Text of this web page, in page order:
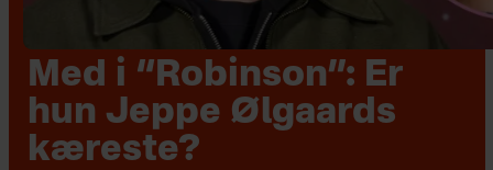
Med i “Robinson”: Er
hun Jeppe Ølgaards
kæreste?